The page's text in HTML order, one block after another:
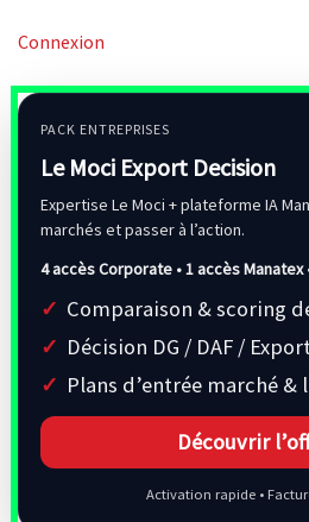
Connexion
PACK ENTREPRISES
Le Moci Export Decision
Expertise Le Moci + plateforme IA
marchés et passer à l’action.
4 accès Corporate • 1 accès Manatex
Comparaison & scoring
Décision DG / DAF /
Plans d’entrée marché &
Découvrir
Activation rapide •